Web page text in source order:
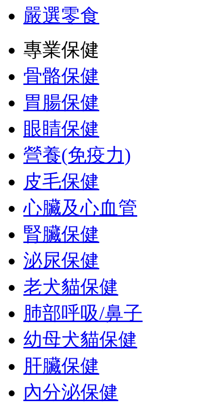
嚴選零食
專業保健
骨骼保健
胃腸保健
眼睛保健
營養(免疫力)
皮毛保健
心臟及心血管
腎臟保健
泌尿保健
老犬貓保健
肺部呼吸/鼻子
幼母犬貓保健
肝臟保健
內分泌保健